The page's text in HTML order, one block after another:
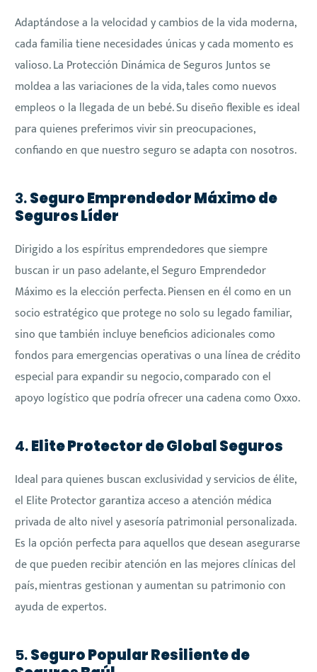
Adaptándose a la velocidad y cambios de la vida moderna,
cada familia tiene necesidades únicas y cada momento es
valioso. La Protección Dinámica de Seguros Juntos se
moldea a las variaciones de la vida, tales como nuevos
empleos o la llegada de un bebé. Su diseño flexible es ideal
para quienes preferimos vivir sin preocupaciones,
confiando en que nuestro seguro se adapta con nosotros.
3.Seguro Emprendedor Máximo de
Seguros Líder
Dirigido a los espíritus emprendedores que siempre
buscan ir un paso adelante, el Seguro Emprendedor
Máximo es la elección perfecta. Piensen en él como en un
socio estratégico que protege no solo su legado familiar,
sino que también incluye beneficios adicionales como
fondos para emergencias operativas o una línea de crédito
especial para expandir su negocio, comparado con el
apoyo logístico que podría ofrecer una cadena como Oxxo.
4.Elite Protector de Global Seguros
Ideal para quienes buscan exclusividad y servicios de élite,
el Elite Protector garantiza acceso a atención médica
privada de alto nivel y asesoría patrimonial personalizada.
Es la opción perfecta para aquellos que desean asegurarse
de que pueden recibir atención en las mejores clínicas del
país, mientras gestionan y aumentan su patrimonio con
ayuda de expertos.
5.Seguro Popular Resiliente de